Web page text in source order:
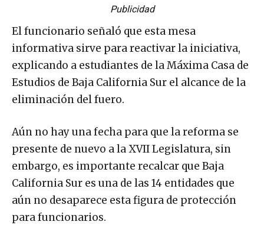
Publicidad
El funcionario señaló que esta mesa
informativa sirve para reactivar la iniciativa,
explicando a estudiantes de la Máxima Casa de
Estudios de Baja California Sur el alcance de la
eliminación del fuero.
Aún no hay una fecha para que la reforma se
presente de nuevo a la XVII Legislatura, sin
embargo, es importante recalcar que Baja
California Sur es una de las 14 entidades que
aún no desaparece esta figura de protección
para funcionarios.